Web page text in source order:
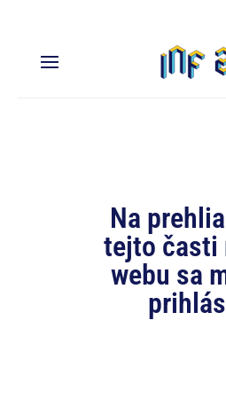
Na
tejto časti
webu sa